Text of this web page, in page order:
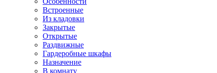
Встроенные
Из кладовки
Закрытые
Открытые
Раздвижные
Гардеробные шкафы
Назначение
В комнату